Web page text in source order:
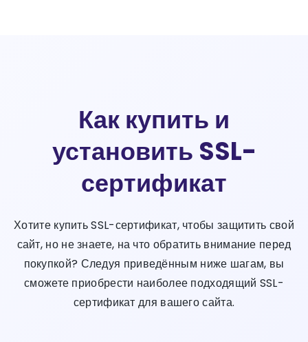
Как купить и
установить SSL-
сертификат
Хотите купить SSL-сертификат, чтобы защитить свой
сайт, но не знаете, на что обратить внимание перед
покупкой? Следуя приведённым ниже шагам, вы
сможете приобрести наиболее подходящий SSL-
сертификат для вашего сайта.